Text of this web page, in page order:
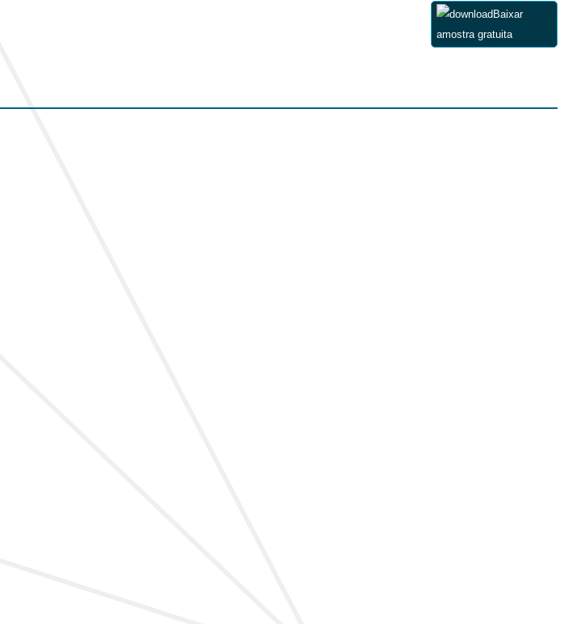
Baixar
amostra gratuita